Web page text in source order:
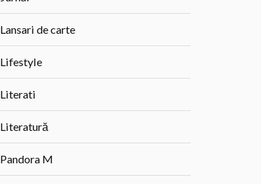
Lansari de carte
Lifestyle
Literati
Literatură
Pandora M